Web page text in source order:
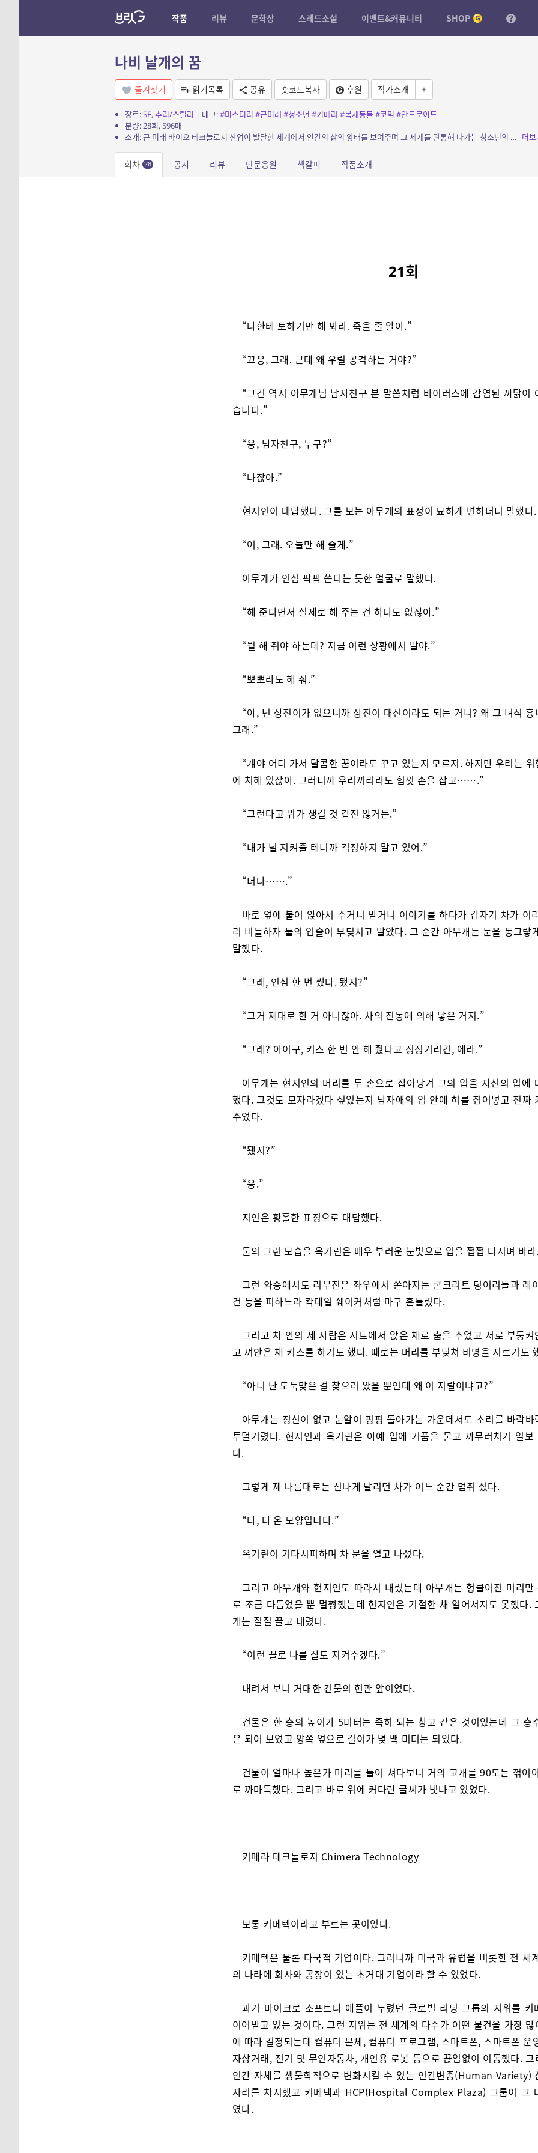
작품 리뷰 문학상 스레드소설 이벤트&커뮤니티 SHOP
나비 날개의 꿈
즐겨찾기 읽기목록 공유 숏코드복사 후원 작가소개 +
장르:SF, 추리/스릴러 | 태그:#미스터리 #근미래 #청소년 #키메라#복제동물#코믹 #안드로이드
분량: 28회, 596매
소개: 근 미래 바이오 테크놀로지 산업이 발달한 세계에서 인간의 삶의 양태를 보여주며 그 세계를 관통해 나가는 청소년의 모험을 그리고 있다. 더보
회차 28 공지 리뷰 단문응원 책갈피 작품소개
21회
“나한테 토하기만 해 봐라. 죽을 줄 알아.”
“끄응, 그래. 근데 왜 우릴 공격하는 거야?”
“그건 역시 아무개님 남자친구 분 말씀처럼 바이러스에 감염된 까닭이
습니다.”
“응, 남자친구, 누구?”
“나잖아.”
현지인이 대답했다. 그를 보는 아무개의 표정이 묘하게 변하더니 말했다.
“어, 그래. 오늘만 해 줄게.”
아무개가 인심 팍팍 쓴다는 듯한 얼굴로 말했다.
“해 준다면서 실제로 해 주는 건 하나도 없잖아.”
“뭘 해 줘야 하는데? 지금 이런 상황에서 말야.”
“뽀뽀라도 해 줘.”
“야, 넌 상진이가 없으니까 상진이 대신이라도 되는 거니? 왜 그 녀석 흉
그래.”
“걔야 어디 가서 달콤한 꿈이라도 꾸고 있는지 모르지. 하지만 우리는 위
에 처해 있잖아. 그러니까 우리끼리라도 힘껏 손을 잡고…….”
“그런다고 뭐가 생길 것 같진 않거든.”
“내가 널 지켜줄 테니까 걱정하지 말고 있어.”
“너나…….”
바로 옆에 붙어 앉아서 주거니 받거니 이야기를 하다가 갑자기 차가 이
리 비틀하자 둘의 입술이 부딪치고 말았다. 그 순간 아무개는 눈을 동그랗
말했다.
“그래, 인심 한 번 썼다. 됐지?”
“그거 제대로 한 거 아니잖아. 차의 진동에 의해 닿은 거지.”
“그래? 아이구, 키스 한 번 안 해 줬다고 징징거리긴, 에라.”
아무개는 현지인의 머리를 두 손으로 잡아당겨 그의 입을 자신의 입에
했다. 그것도 모자라겠다 싶었는지 남자애의 입 안에 혀를 집어넣고 진짜
주었다.
“됐지?”
“응.”
지인은 황홀한 표정으로 대답했다.
둘의 그런 모습을 옥기린은 매우 부러운 눈빛으로 입을 쩝쩝 다시며 바
그런 와중에서도 리무진은 좌우에서 쏟아지는 콘크리트 덩어리들과 레
건 등을 피하느라 칵테일 쉐이커처럼 마구 흔들렸다.
그리고 차 안의 세 사람은 시트에서 앉은 채로 춤을 추었고 서로 부둥켜
고 껴안은 채 키스를 하기도 했다. 때로는 머리를 부딪쳐 비명을 지르기도
“아니 난 도둑맞은 걸 찾으러 왔을 뿐인데 왜 이 지랄이냐고?”
아무개는 정신이 없고 눈알이 핑핑 돌아가는 가운데서도 소리를 바락바
투덜거렸다. 현지인과 옥기린은 아예 입에 거품을 물고 까무러치기 일보
다.
그렇게 제 나름대로는 신나게 달리던 차가 어느 순간 멈춰 섰다.
“다, 다 온 모양입니다.”
옥기린이 기다시피하며 차 문을 열고 나섰다.
그리고 아무개와 현지인도 따라서 내렸는데 아무개는 헝클어진 머리만
로 조금 다듬었을 뿐 멀쩡했는데 현지인은 기절한 채 일어서지도 못했다.
개는 질질 끌고 내렸다.
“이런 꼴로 나를 잘도 지켜주겠다.”
내려서 보니 거대한 건물의 현관 앞이었다.
건물은 한 층의 높이가 5미터는 족히 되는 창고 같은 것이었는데 그 층
은 되어 보였고 양쪽 옆으로 길이가 몇 백 미터는 되었다.
건물이 얼마나 높은가 머리를 들어 쳐다보니 거의 고개를 90도는 꺾어
로 까마득했다. 그리고 바로 위에 커다란 글씨가 빛나고 있었다.
키메라 테크톨로지 Chimera Technology
보통 키메텍이라고 부르는 곳이었다.
키메텍은 물론 다국적 기업이다. 그러니까 미국과 유럽을 비롯한 전 세
의 나라에 회사와 공장이 있는 초거대 기업이라 할 수 있었다.
과거 마이크로 소프트나 애플이 누렸던 글로벌 리딩 그룹의 지위를 키
이어받고 있는 것이다. 그런 지위는 전 세계의 다수가 어떤 물건을 가장 많
에 따라 결정되는데 컴퓨터 본체, 컴퓨터 프로그램, 스마트폰, 스마트폰 운
자상거래, 전기 및 무인자동차, 개인용 로봇 등으로 끊임없이 이동했다. 그
인간 자체를 생물학적으로 변화시킬 수 있는 인간변종(Human Variety)
자리를 차지했고 키메텍과 HCP(Hospital Complex Plaza) 그룹이 그
였다.